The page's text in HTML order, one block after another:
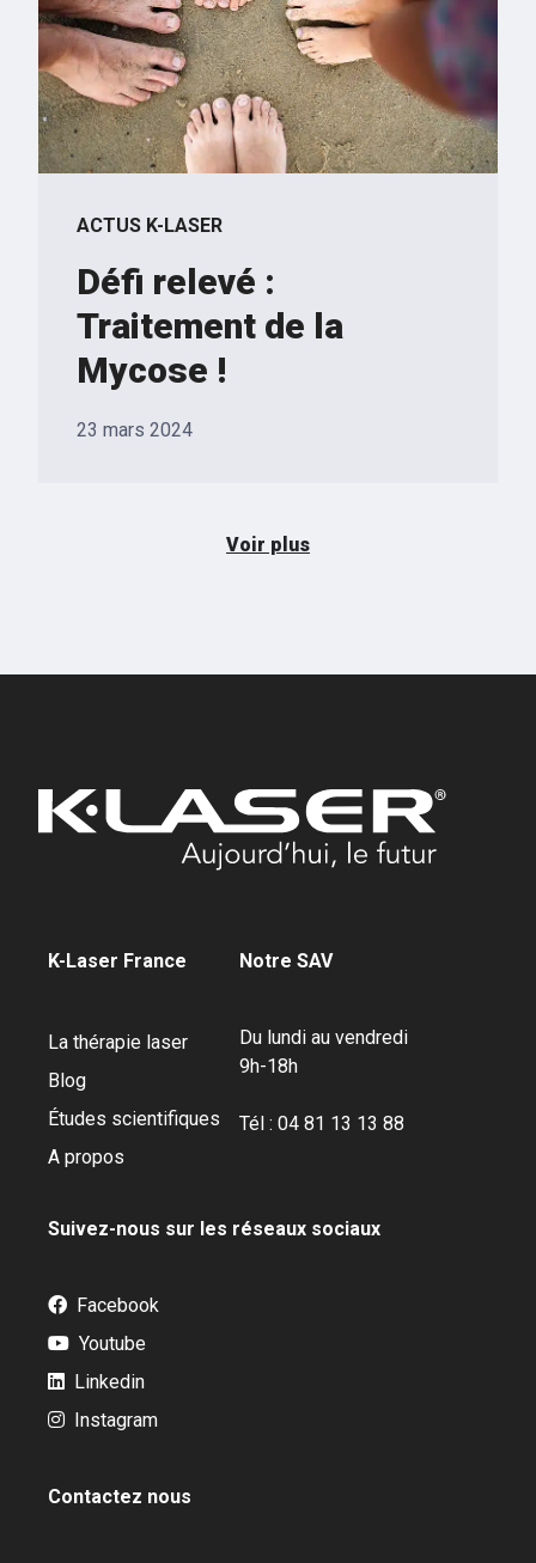
ACTUS K-LASER
Défi relevé :
Traitement de la
Mycose !
23 mars 2024
Voir plus
K-Laser France
La thérapie laser
Blog
Études scientifiques
A propos
Notre SAV
Du lundi au vendredi
9h-18h
Tél : 04 81 13 13 88
Suivez-nous sur les réseaux sociaux
Facebook
Youtube
Linkedin
Instagram
Contactez nous